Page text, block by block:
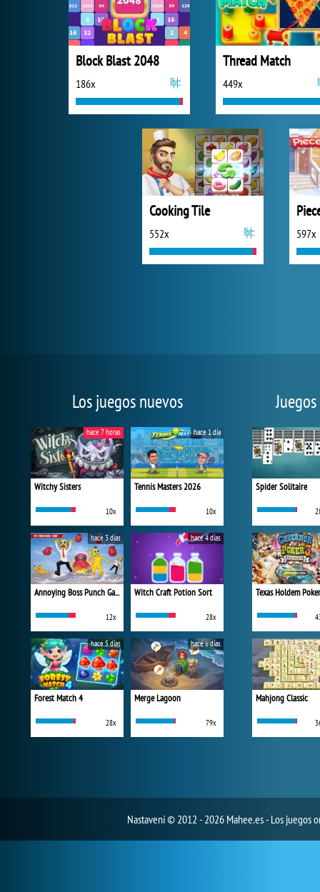
Block Blast 2048
186x
Thread Match
449x
Cooking Tile
552x 597x
Los juegos nuevos
Witchy Sisters
10x
hace 7 horas
Tennis Masters 2026
10x
hace 1 día
Annoying Boss Punch Game
12x
hace 3 días
Witch Craft Potion Sort
28x
hace 4 días
Forest Match 4
28x
hace 5 días
Merge Lagoon
79x
hace 6 días
Spider Solitaire
Texas Holdem
Mahjong Classic
Nastavení© 2012 - 2026 Mahee.es - Los juegos